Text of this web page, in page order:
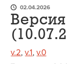
02.04.2026
Версия
v.2,v.1,v.0